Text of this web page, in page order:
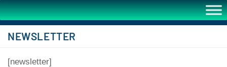
NEWSLETTER
[newsletter]